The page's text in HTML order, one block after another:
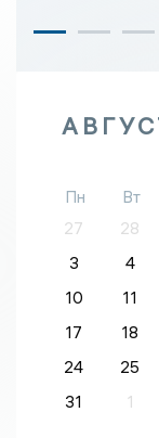
Пн Вт
27
28
3
4
10
11
17
18
24
25
31
1